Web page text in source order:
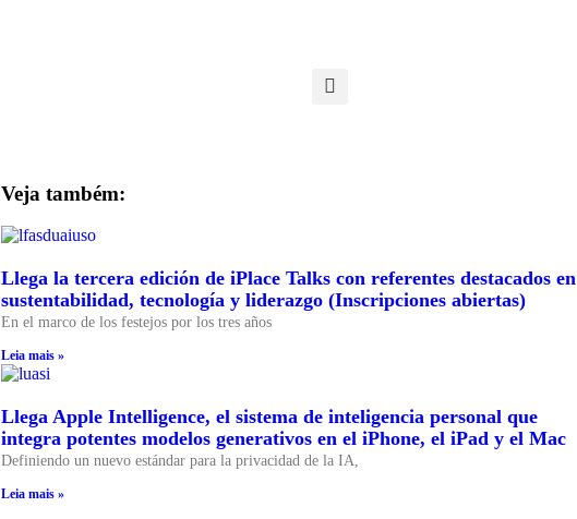
Veja também:
Llega la tercera edición de iPlace Talks con referentes destacados en
sustentabilidad, tecnología y liderazgo (Inscripciones abiertas)
En el marco de los festejos por los tres años
Leia mais »
Llega Apple Intelligence, el sistema de inteligencia personal que
integra potentes modelos generativos en el iPhone, el iPad y el Mac
Definiendo un nuevo estándar para la privacidad de la IA,
Leia mais »